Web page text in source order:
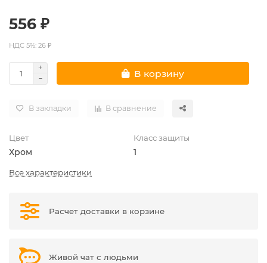
556 ₽
НДС 5%: 26 ₽
В корзину
В закладки В сравнение
Цвет
Хром
Класс защиты
1
Все характеристики
Расчет доставки в корзине
Живой чат с людьми